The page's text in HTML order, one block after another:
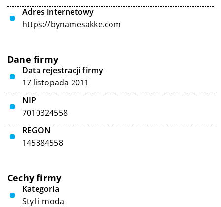
Adres internetowy
https://bynamesakke.com
Dane firmy
Data rejestracji firmy
17 listopada 2011
NIP
7010324558
REGON
145884558
Cechy firmy
Kategoria
Styl i moda